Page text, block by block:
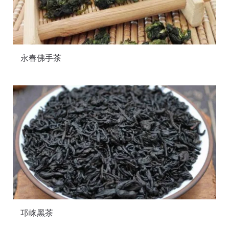
永春佛手茶
邛崃黑茶